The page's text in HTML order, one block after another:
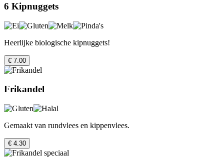
6 Kipnuggets
Heerlijke biologische kipnuggets!
€ 7.00
Frikandel
Gemaakt van rundvlees en kippenvlees.
€ 4.30